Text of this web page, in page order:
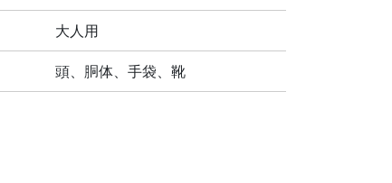
大人用
頭、胴体、手袋、靴